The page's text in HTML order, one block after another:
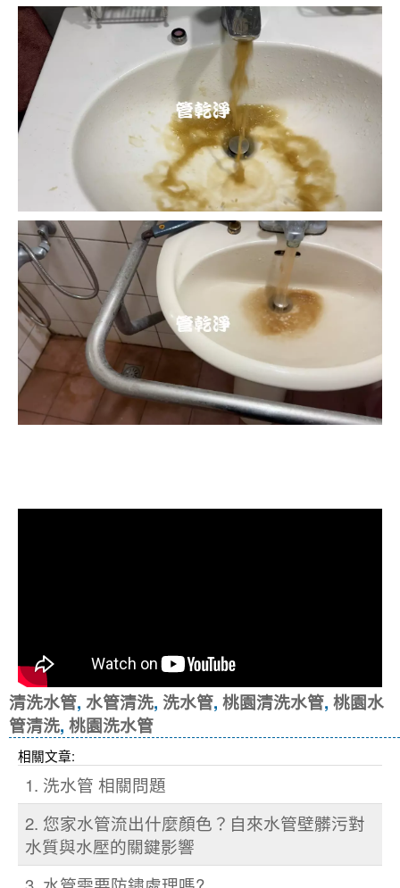
清洗水管, 水管清洗, 洗水管, 桃園清洗水管, 桃園水
管清洗, 桃園洗水管
相關文章:
1. 洗水管 相關問題
2. 您家水管流出什麼顏色？自來水管壁髒污對
水質與水壓的關鍵影響